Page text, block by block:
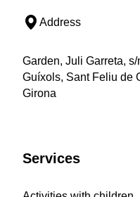
Address
Garden, Juli Garreta,
Guíxols, Sant Feliu de
Girona
Services